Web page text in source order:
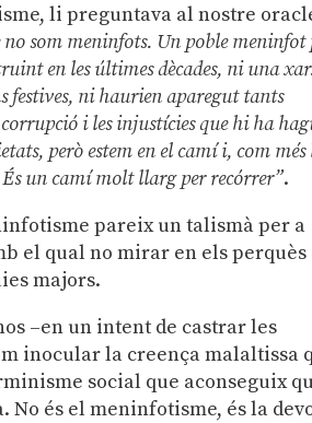
li preguntava al nostre
no som meninfots. Un poble meninfot
en les últimes dècades, ni una
festives, ni haurien aparegut tants
i les injustícies que hi ha
però estem en el camí i, com més
un camí molt llarg per recórrer”.
pareix un talismà per a
el qual no mirar en els perquès
majors.
–en un intent de castrar les
inocular la creença malaltissa
social que aconseguix
és el meninfotisme, és la